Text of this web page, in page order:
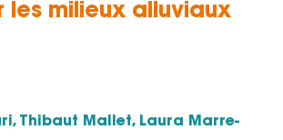
les milieux alluviaux
Thibaut Mallet, Laura Marre-